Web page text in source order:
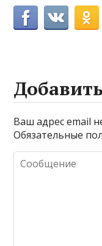
Ваш адрес email
Обязательные